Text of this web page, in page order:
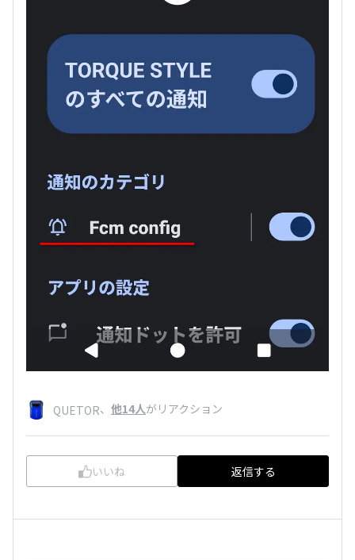
QUETOR、 他14人がリアクション
いいね 返信する